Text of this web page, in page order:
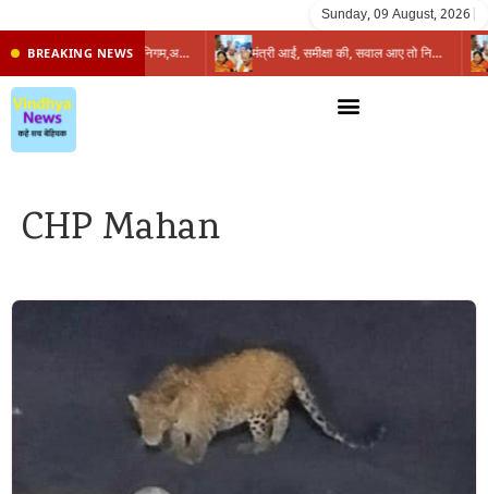
Sunday, 09 August, 2026
BREAKING NEWS प्रभारी मंत्री के निशाने पर नगर निगम,अफसरों को 10 दिन का अल्टीमेटम,नहीं होगी कार्रवाई, महापौर-आयुक्त के बीच सौहार्दहीनता पर मंत्री ने उठाए सवाल मंत्री आईं, समीक्षा की, सवाल आए तो निकल गईं – खाली जयंत चौंकीं पर नहीं दिया जवाब
CHP Mahan